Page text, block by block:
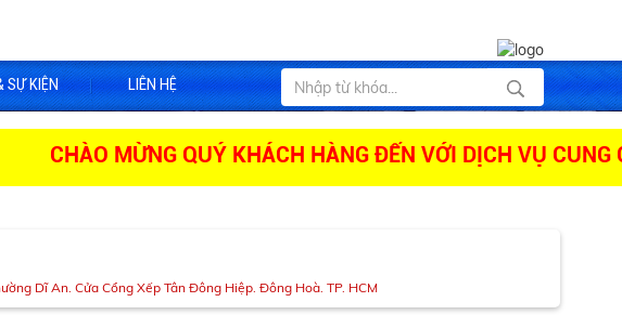
SỰ KIỆN LIÊN HỆ
CHÀO MỪNG QUÝ KHÁCH HÀNG ĐẾN VỚI DỊCH VỤ CUNG
Dĩ An. Cửa Cổng Xếp Tân Đông Hiệp. Đông Hoà. TP. HCM